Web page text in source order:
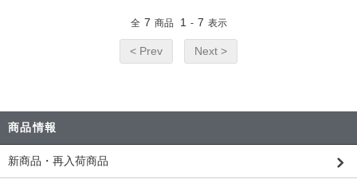
全 7 商品 1 - 7 表示
< Prev Next >
商品情報
新商品・再入荷商品